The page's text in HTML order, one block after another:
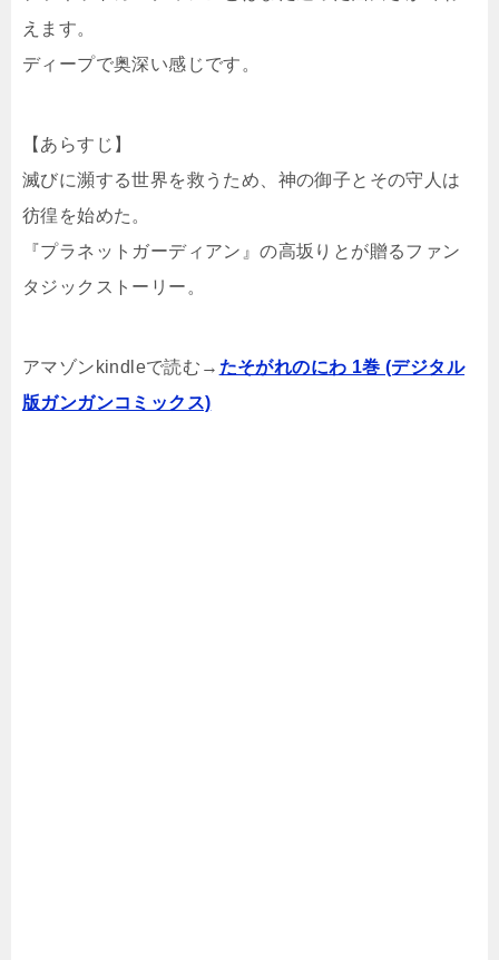
えます。
ディープで奥深い感じです。
【あらすじ】
滅びに瀕する世界を救うため、神の御子とその守人は
彷徨を始めた。
『プラネットガーディアン』の高坂りとが贈るファン
タジックストーリー。
アマゾンkindleで読む→ たそがれのにわ 1巻 (デジタル
版ガンガンコミックス)